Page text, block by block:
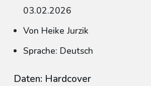
03.02.2026
Von Heike Jurzik
Sprache: Deutsch
Daten: Hardcover